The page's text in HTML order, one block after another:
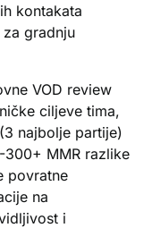
kontakata
gradnju
VOD review
ciljeve tima,
najbolje partije)
MMR razlike
povratne
na
i